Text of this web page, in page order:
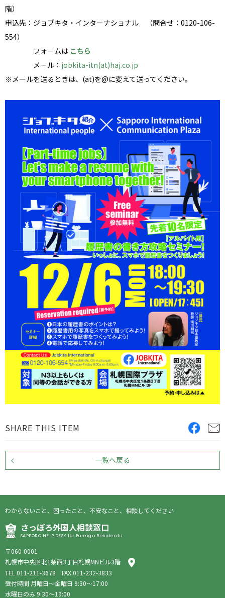
階）
申込先：ジョブキタ・インターナショナル （問合せ：0120-106-
554）
フォームは こちら
メール： jobkita-itn(at)haj.co.jp
※メールを送るときは、(at)を@に変えて送ってください。
SHARE THIS ITEM
一覧へ戻る
わからないこと、困ったこと、不安なこと、相談してください
さっぽろ外国人相談窓口
SAPPORO HELP DESK for Foreign Residents
〒060-0001
札幌市中央区北1条西3丁目札幌MNビル3階
TEL 011-211-3678 FAX 011-232-3833
受付時間 月曜日〜金曜日 9:30〜17:00
水曜日のみ 9:30〜19:00